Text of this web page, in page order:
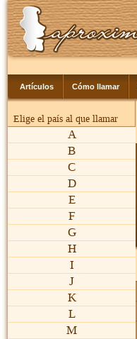
Artículos Cómo llamar
Elige el país al que llamar
A
B
C
D
E
F
G
H
I
J
K
L
M